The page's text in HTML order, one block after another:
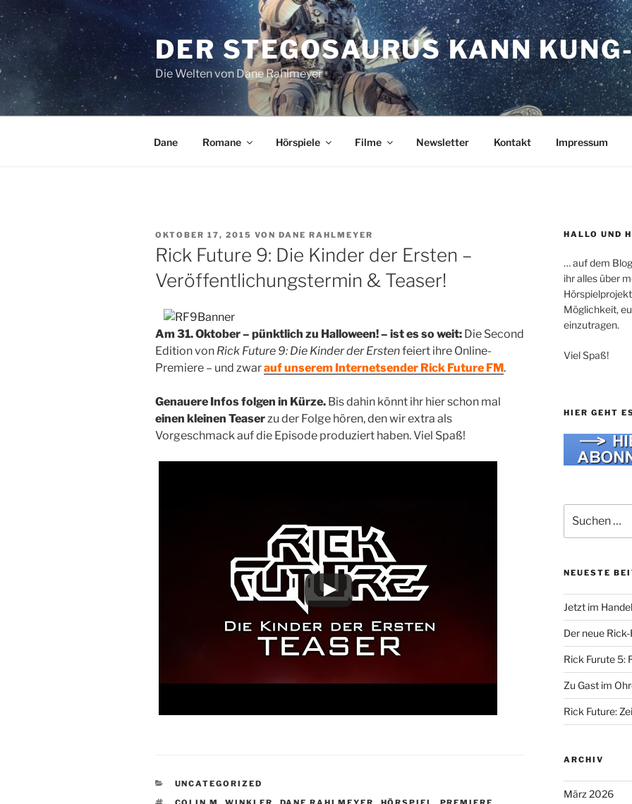
Zum
Inhalt
springen
DER STEGOSAURUS KANN
Die Welten von Dane Rahlmeyer
Dane Romane Hörspiele Filme Newsletter Kontakt Impressum
VERÖFFENTLICHT
AM
OKTOBER 17, 2015 VON DANE RAHLMEYER
Rick Future 9: Die Kinder der Ersten –
Veröffentlichungstermin & Teaser!
Am 31. Oktober – pünktlich zu Halloween! – ist es so weit: Die Second
Edition von Rick Future 9: Die Kinder der Erstenfeiert ihre Online-
Premiere – und zwarauf unserem Internetsender Rick Future FM.
Genauere Infos folgen in Kürze. Bis dahin könnt ihr hier schon mal
einen kleinen Teaserzu der Folge hören, den wir extra als
Vorgeschmack auf die Episode produziert haben. Viel Spaß!
KATEGORIEN
UNCATEGORIZED
HALLO UND
… auf dem
ihr alles über
Möglichkeit,
einzutragen.
Viel Spaß!
HIER GEHT
nach:
NEUESTE
Jetzt im
Der neue
Rick Furute 5:
Zu Gast im
Rick Future:
ARCHIV
März 2026